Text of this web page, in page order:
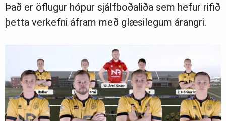
Það er öflugur hópur sjálfboðaliða sem hefur rifið
þetta verkefni áfram með glæsilegum árangri.